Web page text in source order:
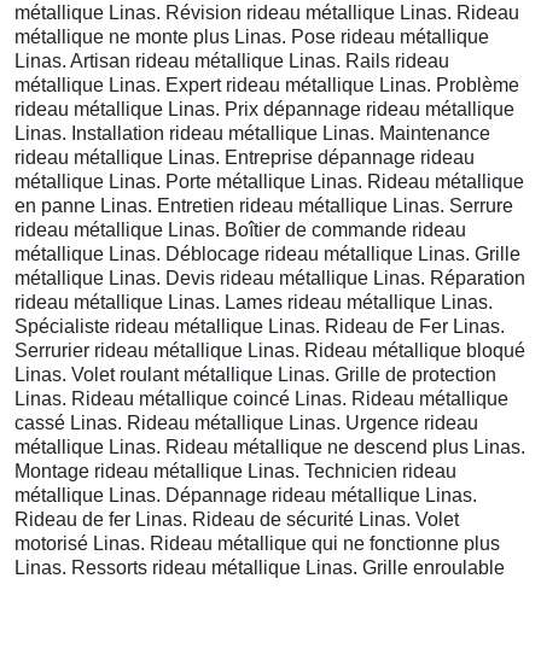
métallique Linas. Révision rideau métallique Linas. Rideau
métallique ne monte plus Linas. Pose rideau métallique
Linas. Artisan rideau métallique Linas. Rails rideau
métallique Linas. Expert rideau métallique Linas. Problème
rideau métallique Linas. Prix dépannage rideau métallique
Linas. Installation rideau métallique Linas. Maintenance
rideau métallique Linas. Entreprise dépannage rideau
métallique Linas. Porte métallique Linas. Rideau métallique
en panne Linas. Entretien rideau métallique Linas. Serrure
rideau métallique Linas. Boîtier de commande rideau
métallique Linas. Déblocage rideau métallique Linas. Grille
métallique Linas. Devis rideau métallique Linas. Réparation
rideau métallique Linas. Lames rideau métallique Linas.
Spécialiste rideau métallique Linas. Rideau de Fer Linas.
Serrurier rideau métallique Linas. Rideau métallique bloqué
Linas. Volet roulant métallique Linas. Grille de protection
Linas. Rideau métallique coincé Linas. Rideau métallique
cassé Linas. Rideau métallique Linas. Urgence rideau
métallique Linas. Rideau métallique ne descend plus Linas.
Montage rideau métallique Linas. Technicien rideau
métallique Linas. Dépannage rideau métallique Linas.
Rideau de fer Linas. Rideau de sécurité Linas. Volet
motorisé Linas. Rideau métallique qui ne fonctionne plus
Linas. Ressorts rideau métallique Linas. Grille enroulable